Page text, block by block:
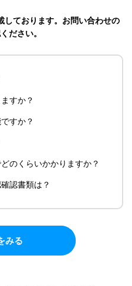
しております。お問い合わせの
ださい。
すか？
すか？
のくらいかかりますか？
認書類は？
みる